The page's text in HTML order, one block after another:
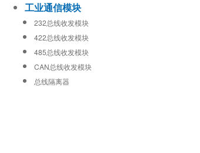
工业通信模块
232总线收发模块
422总线收发模块
485总线收发模块
CAN总线收发模块
总线隔离器